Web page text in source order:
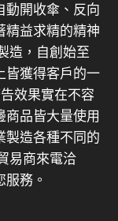
動開收傘、反向
精益求精的精神
造，自創始至
皆獲得客戶的一
效果實在不容
商品皆大量使用
製造各種不同的
易商來電洽
務。